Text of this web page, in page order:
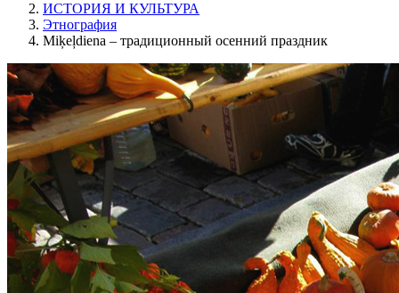
ИСТОРИЯ И КУЛЬТУРА
Этнография
Miķeļdiena – традиционный осенний праздник